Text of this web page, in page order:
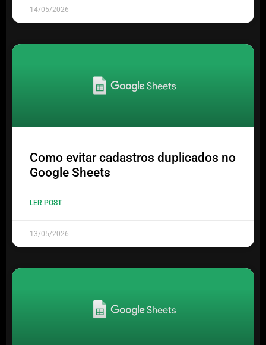
14/05/2026
Como evitar cadastros duplicados no
Google Sheets
LER POST
13/05/2026